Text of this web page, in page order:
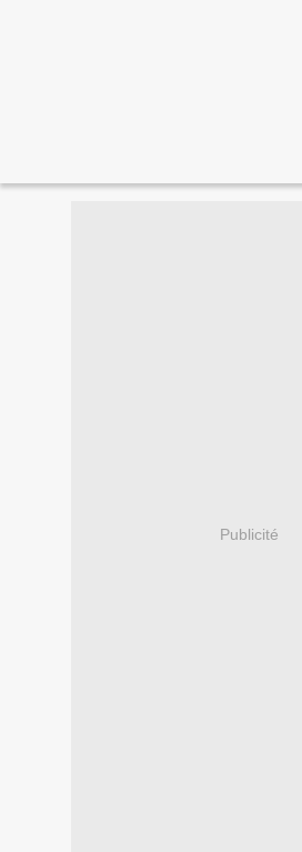
Publicité